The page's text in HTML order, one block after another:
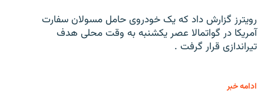
رویترز گزارش داد که یک خودروی حامل مسولان سفارت
آمریکا در گواتمالا عصر یکشنبه به وقت محلی هدف
تیراندازی قرار گرفت .
ادامه خبر